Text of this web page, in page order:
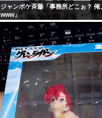
ジャンポケ斉藤「事務所どこぉ？ 俺
www」